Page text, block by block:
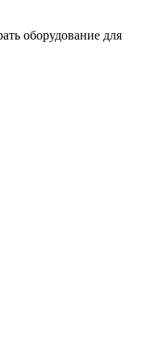
оборудование для